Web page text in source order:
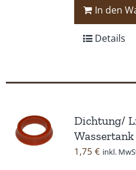
In den
Details
Dichtung/
Wassertank
1,75 € inkl.